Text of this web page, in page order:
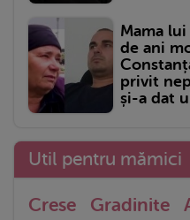
Mama
de ani
privit
și-a dat
Util pentru mămici
Crese Gradinite